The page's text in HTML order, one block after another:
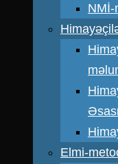
NMİ-
Elmi-